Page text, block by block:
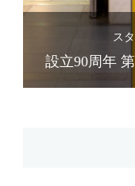
ス
設立90周年